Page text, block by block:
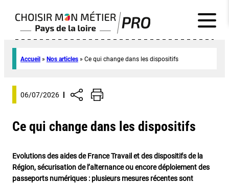
Accueil » Nos articles » Ce qui change dans les dispositifs
06/07/2026
Ce qui change dans les dispositifs
Evolutions des aides de France Travail et des dispositifs de la
Région, sécurisation de l’alternance ou encore déploiement des
passeports numériques : plusieurs mesures récentes sont